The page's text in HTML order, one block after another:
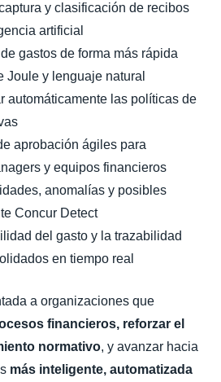
y clasificación de recibos
artificial
gastos de forma más rápida
Joule y lenguaje natural
automáticamente las políticas de
aprobación ágiles para
y equipos financieros
anomalías y posibles
Concur Detect
del gasto y la trazabilidad
en tiempo real
a organizaciones que
financieros, reforzar el
normativo, y avanzar hacia
más inteligente, automatizada